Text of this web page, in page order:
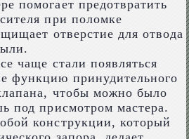
помогает предотвратить
при поломке
отверстие для отвода
чаще стали появляться
функцию принудительного
чтобы можно было
под присмотром мастера.
конструкции, который